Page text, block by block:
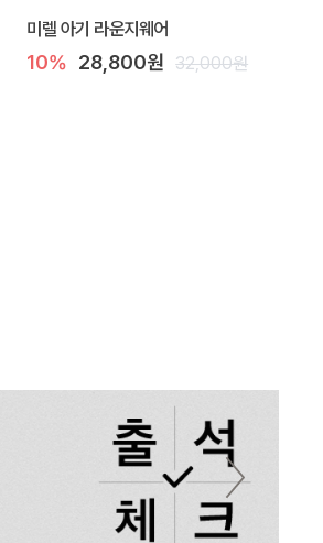
미렐 아기 라운지웨어
10% 28,800원 32,000원